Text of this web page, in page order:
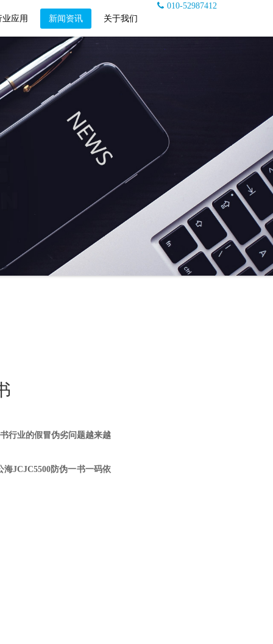
010-52987412
业应用
新闻资讯 关于我们
行业的假冒伪劣问题越来越
JCJC5500防伪一书一码依